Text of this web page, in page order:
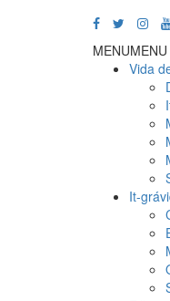
MENUMENU
Vida
It-